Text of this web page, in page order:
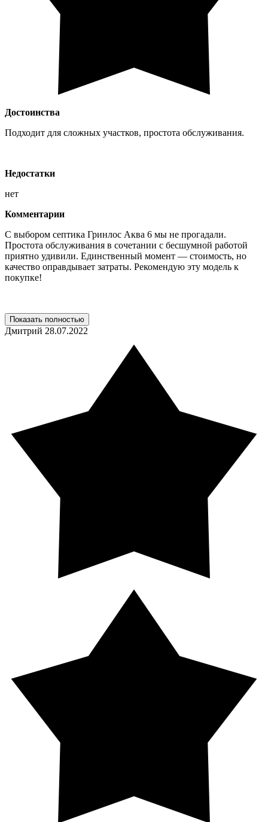
Достоинства
Подходит для сложных участков, простота обслуживания.
Недостатки
нет
Комментарии
С выбором септика Гринлос Аква 6 мы не прогадали.
Простота обслуживания в сочетании с бесшумной работой
приятно удивили. Единственный момент — стоимость, но
качество оправдывает затраты. Рекомендую эту модель к
покупке!
Показать полностью
Дмитрий 28.07.2022